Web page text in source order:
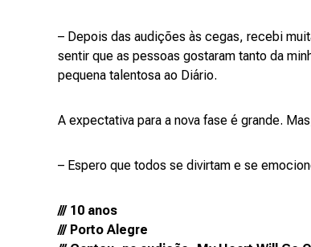
– Depois das audições às cegas, recebi
sentir que as pessoas gostaram tanto da
pequena talentosa ao Diário.
A expectativa para a nova fase é grande.
– Espero que todos se divirtam e se
/// 10 anos
/// Porto Alegre